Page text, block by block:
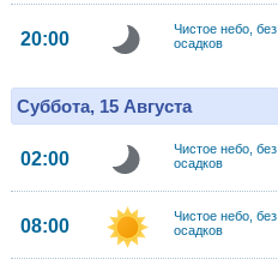
20:00
Чистое небо, без
осадков
Суббота, 15 Августа
02:00
Чистое небо, без
осадков
08:00
Чистое небо, без
осадков